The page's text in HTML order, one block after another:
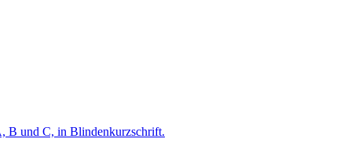
B und C, in Blindenkurzschrift.